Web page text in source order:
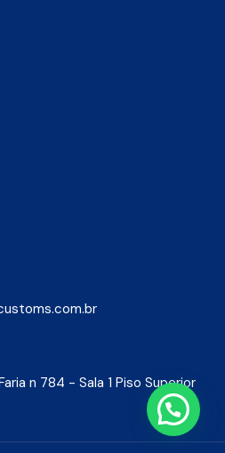
n 784 - Sala 1 Piso Superior